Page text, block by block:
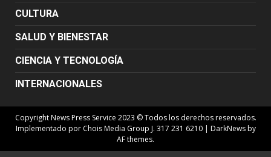
CULTURA
SALUD Y BIENESTAR
CIENCIA Y TECNOLOGÍA
INTERNACIONALES
Copyright News Press Service 2023 © Todos los derechos reservados.
Implementado por Chois Media Group J. 317 231 6210 | DarkNewsby
AF themes.